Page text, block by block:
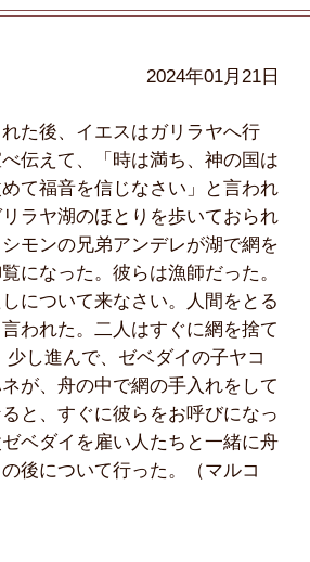
2024年01月21日
た後、イエスはガリラヤへ行
伝えて、「時は満ち、神の国は
て福音を信じなさい」と言われ
ラヤ湖のほとりを歩いておられ
モンの兄弟アンデレが湖で網を
になった。彼らは漁師だった。
について来なさい。人間をとる
われた。二人はすぐに網を捨て
少し進んで、ゼベダイの子ヤコ
が、舟の中で網の手入れをして
と、すぐに彼らをお呼びになっ
ベダイを雇い人たちと一緒に舟
後について行った。（マルコ